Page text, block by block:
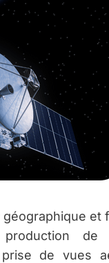
géographique et
de
de vues